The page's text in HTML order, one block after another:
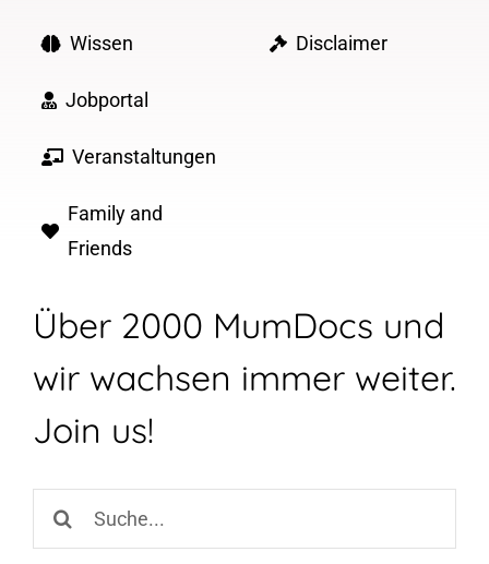
Wissen
Jobportal
Veranstaltungen
Family and
Friends
Disclaimer
Über 2000 MumDocs und
wir wachsen immer weiter.
Join us!